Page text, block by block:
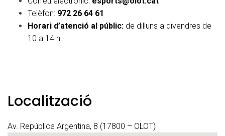
Telèfon: 972 26 64 61
Horari d’atenció al públic: de dilluns a divendres de
10 a 14 h.
Localització
Av. República Argentina, 8 (17800 – OLOT)